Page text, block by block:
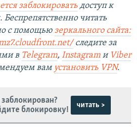
заблокировать доступ к
читать
с помощью зеркального сайта:
следите за
в Telegram, Instagram и Viber
вам установить VPN.
блокировку!
читать >